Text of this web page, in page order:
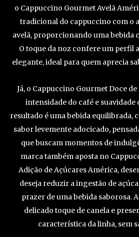
o Cappuccino Gourmet Avelã
tradicional do cappuccino com o
avelã, proporcionando uma bebida
O toque da noz confere um perfil
elegante, ideal para quem aprecia
Já, o Cappuccino Gourmet Doce
intensidade do café e suavidade
resultado é uma bebida equilibrada,
sabor levemente adocicado,
que buscam momentos de
marca também aposta no
Adição de Açúcares América,
deseja reduzir a ingestão de
prazer de uma bebida saborosa.
delicado toque de canela e
característica da linha, sem